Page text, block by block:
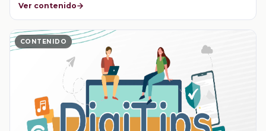
Ver contenido
CONTENIDO